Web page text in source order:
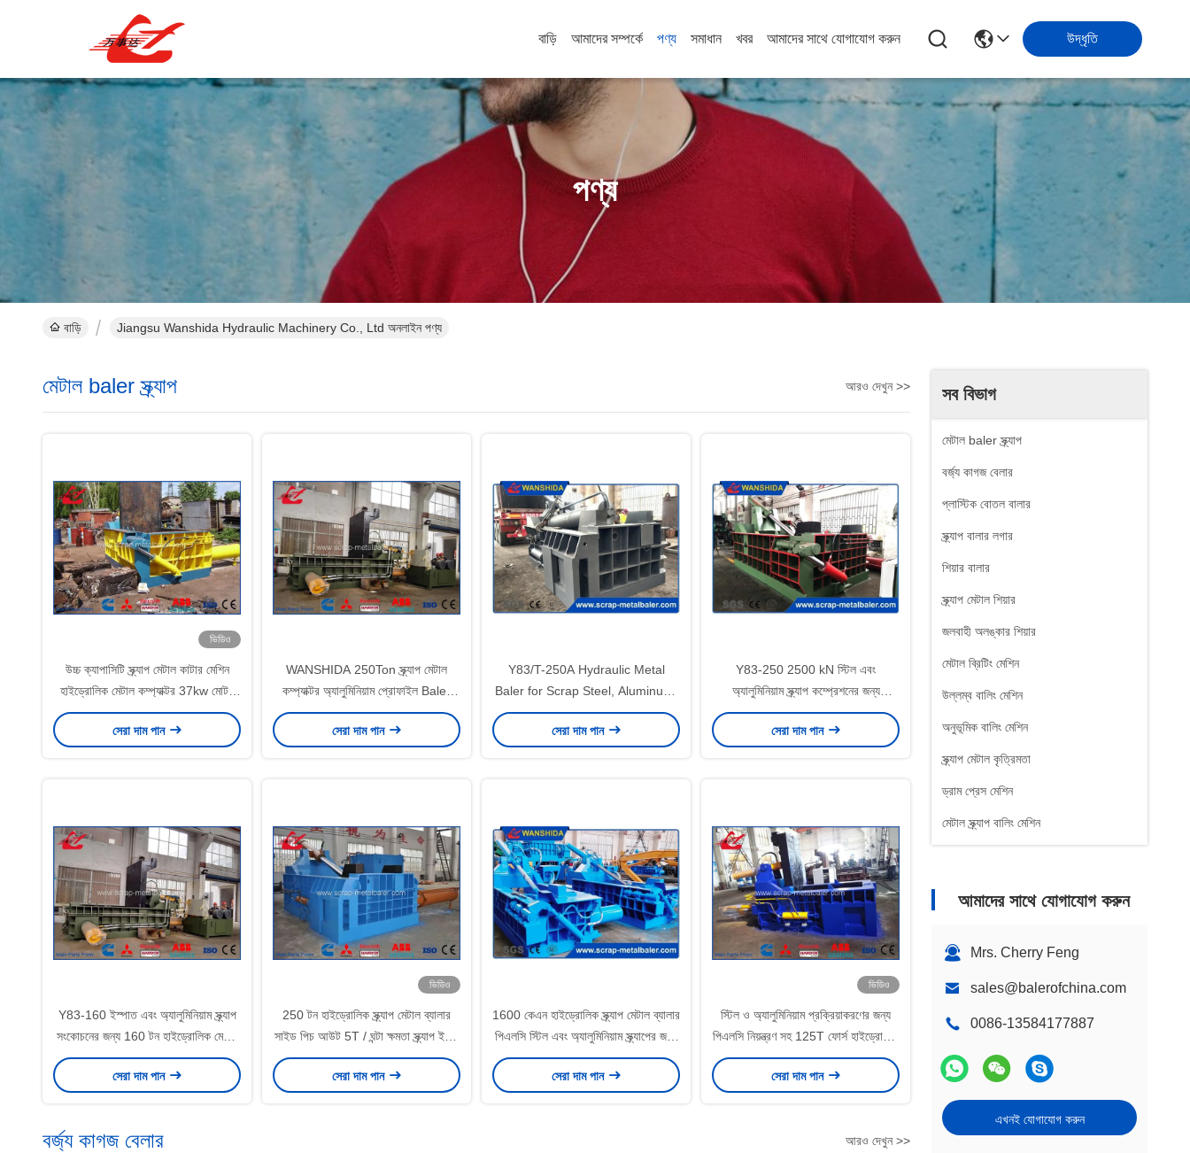
বাড়ি আমাদের সম্পর্কে পণ্য সমাধান খবর আমাদের সাথে যোগাযোগ করুন উদ্ধৃতি
পণ্য
বাড়ি Jiangsu Wanshida Hydraulic Machinery Co., Ltd অনলাইন পণ্য
সব বিভাগ
মেটাল baler স্ক্র্যাপ
বর্জ্য কাগজ বেলার
প্লাস্টিক বোতল বালার
স্ক্র্যাপ বালার লগার
শিয়ার বালার
স্ক্র্যাপ মেটাল শিয়ার
জলবাহী অলঙ্কার শিয়ার
মেটাল ব্রিটিং মেশিন
উল্লম্ব বালিং মেশিন
অনুভূমিক বালিং মেশিন
স্ক্র্যাপ মেটাল কৃত্রিমতা
ড্রাম প্রেস মেশিন
মেটাল স্ক্র্যাপ বালিং মেশিন
আমাদের সাথে যোগাযোগ করুন
Mrs. Cherry Feng
sales@balerofchina.com
0086-13584177887
এখনই যোগাযোগ করুন
মেটাল baler স্ক্র্যাপ আরও দেখুন >>
ভিডিও
উচ্চ ক্যাপাসিটি স্ক্র্যাপ মেটাল কাটার মেশিন
হাইড্রোলিক মেটাল কম্প্যাক্টর 37kw মোটর
ঘুরান
সেরা দাম পান
WANSHIDA 250Ton স্ক্র্যাপ মেটাল
কম্প্যাক্টর অ্যালুমিনিয়াম প্রোফাইল Baler
প্রেস মেশিন হ্যান্ড ভালভ নিয়ন্ত্রণ
সেরা দাম পান
Y83/T-250A Hydraulic Metal
Baler for Scrap Steel, Aluminum,
and Copper Recycling | High-
Density Scrap Metal Baling
সেরা দাম পান
Y83-250 2500 kN স্টিল এবং
অ্যালুমিনিয়াম স্ক্র্যাপ কম্প্রেশনের জন্য
হাইড্রোলিক স্ক্র্যাপ মেটাল ব্যালার
সেরা দাম পান
Y83-160 ইস্পাত এবং অ্যালুমিনিয়াম স্ক্র্যাপ
সংকোচনের জন্য 160 টন হাইড্রোলিক মেটাল
ব্যালার
সেরা দাম পান
ভিডিও
250 টন হাইড্রোলিক স্ক্র্যাপ মেটাল ব্যালার
সাইড পিচ আউট 5T / ঘন্টা ক্ষমতা স্ক্র্যাপ ইয়ার্ড
এবং ইস্পাত পুনর্ব্যবহারযোগ্য অ্যাপ্লিকেশন
জন্য
সেরা দাম পান
1600 কেএন হাইড্রোলিক স্ক্র্যাপ মেটাল ব্যালার
পিএলসি স্টিল এবং অ্যালুমিনিয়াম স্ক্র্যাপের জন্য
নিয়ন্ত্রিত 400 × 400 মিমি বেইল আকার
সেরা দাম পান
ভিডিও
স্টিল ও অ্যালুমিনিয়াম প্রক্রিয়াকরণের জন্য
পিএলসি নিয়ন্ত্রণ সহ 125T ফোর্স হাইড্রোলিক
মেটাল ব্যালার
সেরা দাম পান
বর্জ্য কাগজ বেলার আরও দেখুন >>